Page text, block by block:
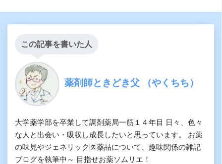
この記事を書いた人
薬剤師ときどき父 （やくちち）
大学薬学部を卒業して調剤薬局一筋１４年目 日々、色々
な人と出会い・吸収し成長したいと思っています。 お薬
の味見やジェネリック医薬品について、趣味関係の雑記
ブログを執筆中～ 目指せお薬ソムリエ！